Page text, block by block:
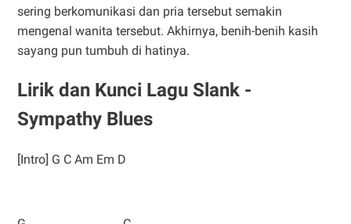
sering berkomunikasi dan pria tersebut semakin
mengenal wanita tersebut. Akhirnya, benih-benih kasih
sayang pun tumbuh di hatinya.
Lirik dan Kunci Lagu Slank -
Sympathy Blues
[Intro] G C Am Em D